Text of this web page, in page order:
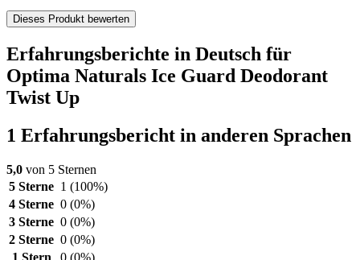
Dieses Produkt bewerten
Erfahrungsberichte in Deutsch für
Optima Naturals Ice Guard Deodorant
Twist Up
1 Erfahrungsbericht in anderen Sprachen
5,0 von 5 Sternen
5 Sterne 1 (100%)
4 Sterne 0 (0%)
3 Sterne 0 (0%)
2 Sterne 0 (0%)
1 Stern
0 (0%)